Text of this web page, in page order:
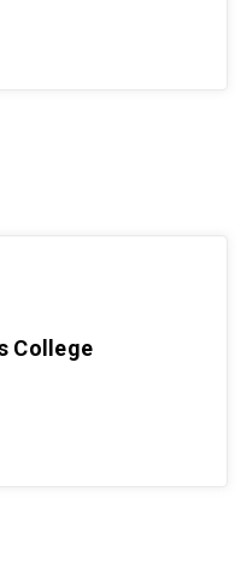
College